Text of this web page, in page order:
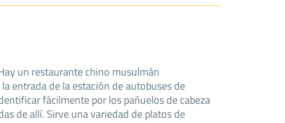
un restaurante chino musulmán
entrada de la estación de autobuses de
fácilmente por los pañuelos de cabeza
de allí. Sirve una variedad de platos de